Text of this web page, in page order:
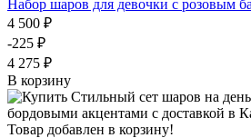
Набор шаров для девочки с розовым
4 500 ₽
-225 ₽
4 275 ₽
В корзину
Товар добавлен в корзину!